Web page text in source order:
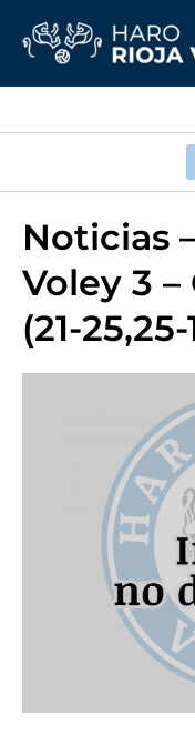
Noticias
Voley 3 –
(21-